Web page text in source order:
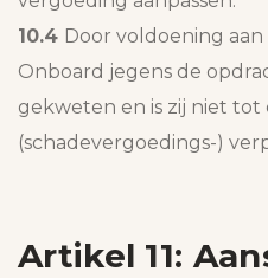
10.4 Door voldoening
Onboard jegens de
gekweten en is zij niet tot
(schadevergoedings-)
Artikel 11: